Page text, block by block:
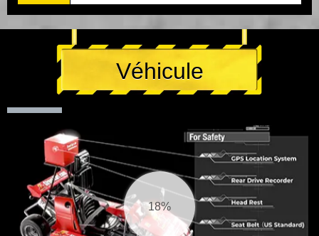
Véhicule
18%